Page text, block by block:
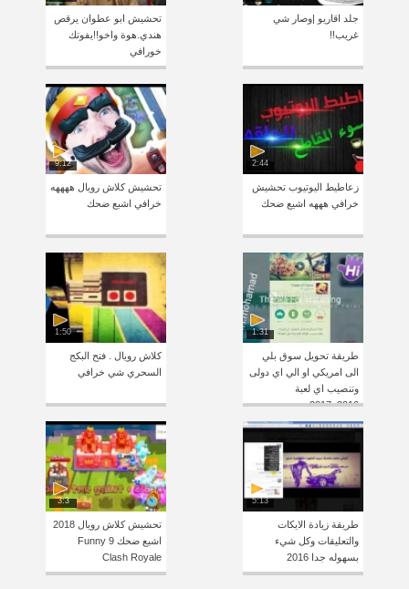
جلد اقاريو |وصار شي
غريب!!
تحشيش ابو عطوان يرقص
هندي.هوة واخو!!يفوتك
خورافي
2:44
زعاطيط اليوتيوب تحشيش
خرافي هههه اشيع ضحك
9:12
تحشيش كلاش رويال ههههه
خرافي اشبع ضحك
1:31
طريقة تحويل سوق بلي
الى امريكي او الي اي دولى
وتنصيب اي لعبة
2016_2017
1:50
كلاش رويال . فتح البكج
السحري شي خرافي
5:13
طريقة زيادة الايكات
والتعليقات وكل شيء
بسهوله جدا 2016
3:3
تحشيش كلاش رويال 2018
اشبع ضحك 9 Funny
Clash Royale